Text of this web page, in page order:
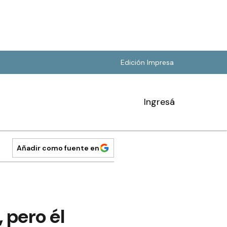
Edición Impresa
Ingresá
Añadir como fuente en
pero él